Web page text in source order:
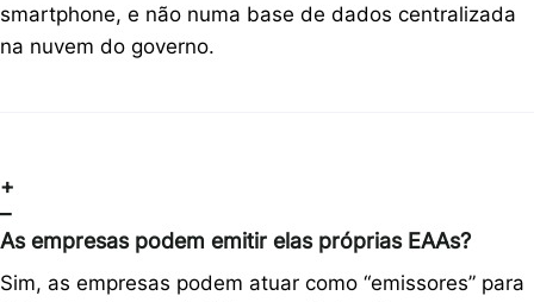
smartphone, e não numa base de dados centralizada
na nuvem do governo.
+
–
As empresas podem emitir elas próprias EAAs?
Sim, as empresas podem atuar como “emissores” para